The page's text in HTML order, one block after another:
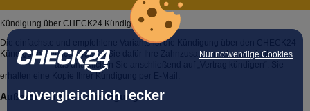
Nur notwendige Cookies
Unvergleichlich lecker
Kündigung über CHECK24 Kündigungsservice
Die einfachste und empfohlene Variante ist die Kündigung über den CHECK24
Kündigungsservice. Wählen Sie dafür Ihre Zahnzusatzversicherung in Ihrem
Kundenkontoaus und klicken Sie anschließend auf „Vertrag kündigen“. Sie
erhalten eine Kopie Ihrer Kündigung per E-Mail.
Außerordentliche Kündigung